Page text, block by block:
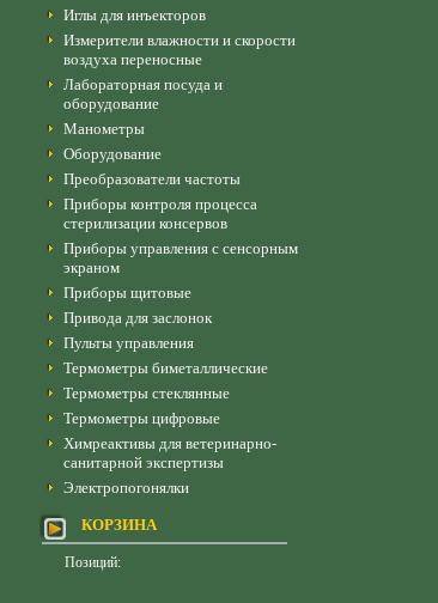
Иглы для инъекторов
Измерители влажности и скорости
воздуха переносные
Лабораторная посуда и
оборудование
Манометры
Оборудование
Преобразователи частоты
Приборы контроля процесса
стерилизации консервов
Приборы управления с сенсорным
экраном
Приборы щитовые
Привода для заслонок
Пульты управления
Термометры биметаллические
Термометры стеклянные
Термометры цифровые
Химреактивы для ветеринарно-
санитарной экспертизы
Электропогонялки
КОРЗИНА
Позиций: